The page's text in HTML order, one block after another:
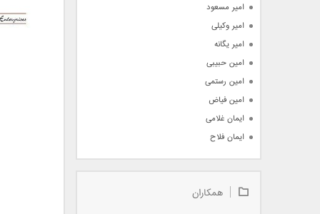
امیر مسعود
امیر وکیلی
امیر یگانه
امین حبیبی
امین رستمی
امین فیاض
ایمان غلامی
ایمان فلاح
بابک جهانبخش
بابک مافیهمکاران